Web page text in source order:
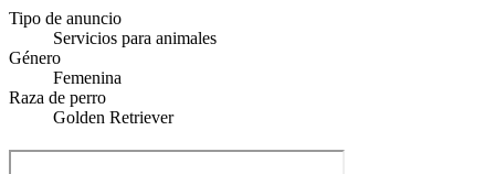
Tipo de anuncio
Servicios para animales
Género
Femenina
Raza de perro
Golden Retriever